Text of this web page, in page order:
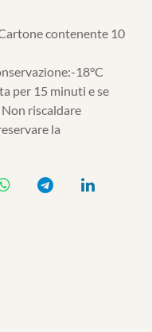
contenente 10
18°C
per 15 minuti e se
riscaldare
la